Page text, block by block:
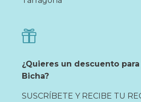

¿Quieres un descuento
Bicha?
SUSCRÍBETE Y RECIBE TU